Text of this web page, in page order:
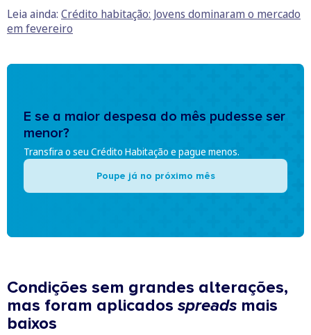
Leia ainda: Crédito habitação: Jovens dominaram o mercado
em fevereiro
E se a maior despesa do mês pudesse ser
menor?
Transfira o seu Crédito Habitação e pague menos.
Poupe já no próximo mês
Condições sem grandes alterações,
mas foram aplicados spreads mais
baixos